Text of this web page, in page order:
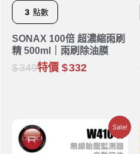
3 點數
SONAX 100倍 超濃縮雨刷
精 500ml｜雨刷除油膜
349特價 332
Sale!